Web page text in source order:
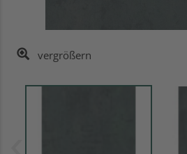
vergrößern